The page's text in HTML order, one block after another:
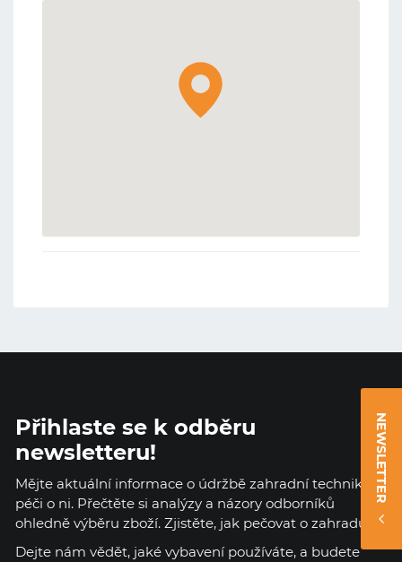
NEWSLETTER
Přihlaste se k odběru
newsletteru!
Mějte aktuální informace o údržbě zahradní techniky a
péči o ni. Přečtěte si analýzy a názory odborníků
ohledně výběru zboží. Zjistěte, jak pečovat o zahradu.
Dejte nám vědět, jaké vybavení používáte, a budete